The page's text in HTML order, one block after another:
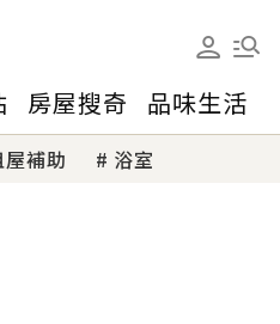
房屋搜奇 品味生活
屋補助 浴室